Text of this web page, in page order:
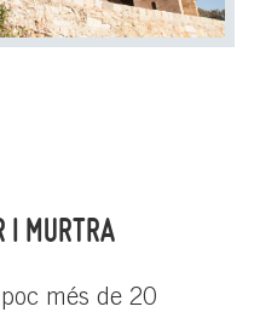
I MURTRA
més de 20